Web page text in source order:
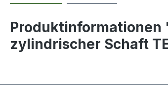
Produktinformationen
zylindrischer Schaft